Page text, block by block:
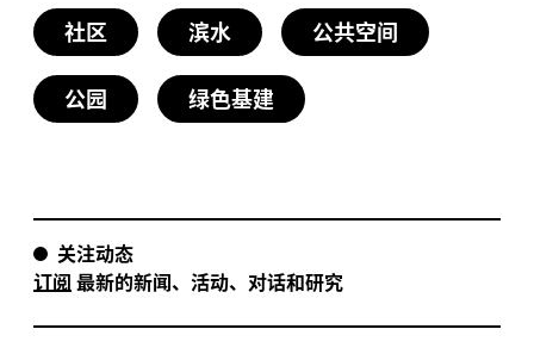
社区 滨水 公共空间
公园 绿色基建
关注动态
订阅 最新的新闻、活动、对话和研究